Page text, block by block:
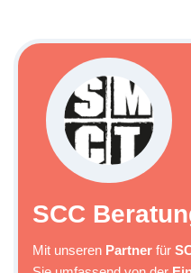
SCC
Mit unseren Partner für